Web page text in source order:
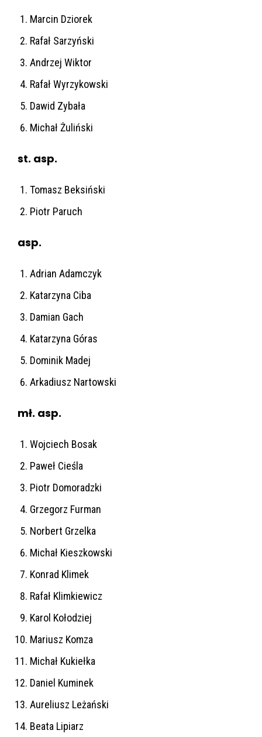
Marcin Dziorek
Rafał Sarzyński
Andrzej Wiktor
Rafał Wyrzykowski
Dawid Zybała
Michał Żuliński
st. asp.
Tomasz Beksiński
Piotr Paruch
asp.
Adrian Adamczyk
Katarzyna Ciba
Damian Gach
Katarzyna Góras
Dominik Madej
Arkadiusz Nartowski
mł. asp.
Wojciech Bosak
Paweł Cieśla
Piotr Domoradzki
Grzegorz Furman
Norbert Grzelka
Michał Kieszkowski
Konrad Klimek
Rafał Klimkiewicz
Karol Kołodziej
Mariusz Komza
Michał Kukiełka
Daniel Kuminek
Aureliusz Leżański
Beata Lipiarz